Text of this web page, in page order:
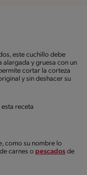
este cuchillo debe
alargada y gruesa con un
cortar la corteza
y sin deshacer su
esta receta
como su nombre lo
carnes o pescados de